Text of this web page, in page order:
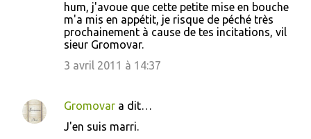
hum, j'avoue que cette petite mise en bouche
m'a mis en appétit, je risque de péché très
prochainement à cause de tes incitations, vil
sieur Gromovar.
3 avril 2011 à 14:37
Gromovar a dit…
J'en suis marri.